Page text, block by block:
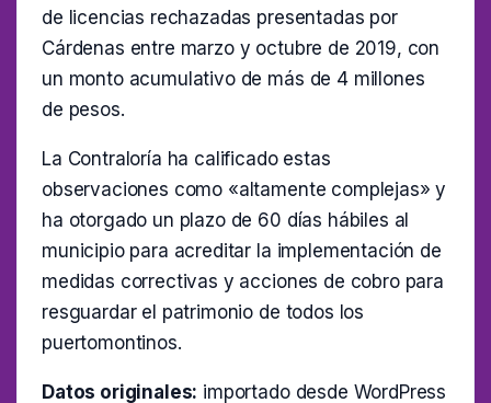
de licencias rechazadas presentadas por
Cárdenas entre marzo y octubre de 2019, con
un monto acumulativo de más de 4 millones
de pesos.
La Contraloría ha calificado estas
observaciones como «altamente complejas» y
ha otorgado un plazo de 60 días hábiles al
municipio para acreditar la implementación de
medidas correctivas y acciones de cobro para
resguardar el patrimonio de todos los
puertomontinos.
Datos originales: importado desde WordPress